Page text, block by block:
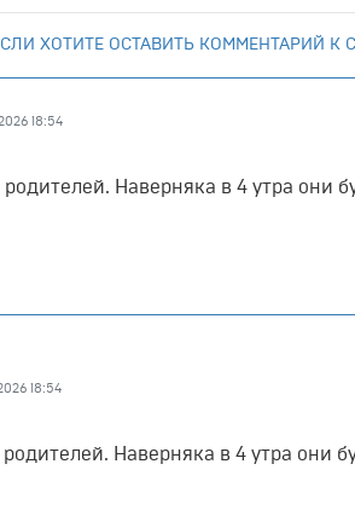
ХОТИТЕ ОСТАВИТЬ КОММЕНТАРИЙ К
18:54
Наверняка в 4 утра они
18:54
Наверняка в 4 утра они